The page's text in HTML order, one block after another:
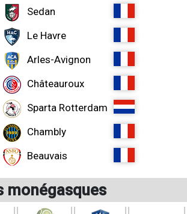
Sedan
Le Havre
Arles-Avignon
Châteauroux
Sparta Rotterdam
Chambly
Beauvais
monégasques